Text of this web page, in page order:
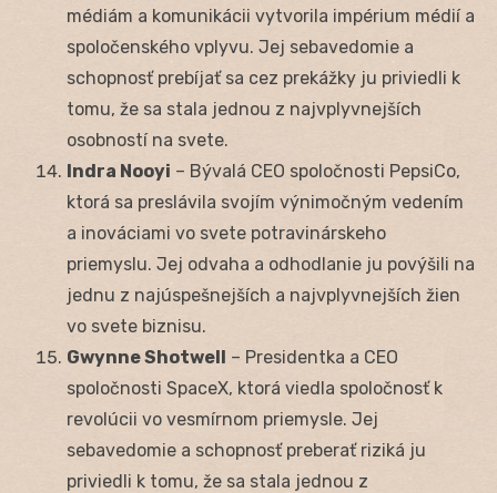
médiám a komunikácii vytvorila impérium médií a
spoločenského vplyvu. Jej sebavedomie a
schopnosť prebíjať sa cez prekážky ju priviedli k
tomu, že sa stala jednou z najvplyvnejších
osobností na svete.
Indra Nooyi – Bývalá CEO spoločnosti PepsiCo,
ktorá sa preslávila svojím výnimočným vedením
a inováciami vo svete potravinárskeho
priemyslu. Jej odvaha a odhodlanie ju povýšili na
jednu z najúspešnejších a najvplyvnejších žien
vo svete biznisu.
Gwynne Shotwell – Presidentka a CEO
spoločnosti SpaceX, ktorá viedla spoločnosť k
revolúcii vo vesmírnom priemysle. Jej
sebavedomie a schopnosť preberať riziká ju
priviedli k tomu, že sa stala jednou z